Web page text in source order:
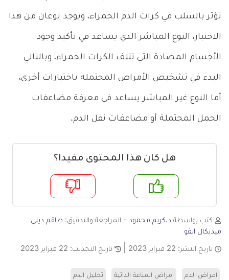
تؤثر بالسلب في كرات الدم الحمراء، ويوجد نوعان من هذا
الاختبار، النوع المباشر الذي يساعد في تأكيد وجود
الأجسام المضادة التي تتلف الكرات الحمراء، وبالتالي
البدء في تشخيص الأمراض المحتملة باختبارات أخرى،
أما النوع غير المباشر يساعد في معرفة مضاعفات
الحمل المحتملة أو مضاعفات نقل الدم.
هل كان هذا المحتوى مفيدا؟
لا
كتب بواسطة د.كريم محمود - المراجعة والتدقيق: طاقم ديلي
ميديكال انفو
تاريخ النشر: 22 فبراير 2023 تاريخ التحديث: 22 فبراير 2023
امراض الدم امراض المناعة الذاتية تحليل الدم